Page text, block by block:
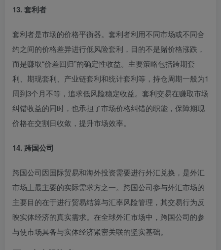
13. 套利者
套利者是市场的价格平衡器。套利者利用不同市场或不同合
约之间的价格差异进行低风险套利，目的不是赌价格涨跌，
而是赚取“价差回归”的确定性收益。主要策略包括跨期套
利、期现套利、产业链套利和统计套利等，持仓周期一般为1
周到3个月不等，追求低风险稳定收益。套利交易在赚取市场
纠错收益的同时，也承担了市场价格纠错的职能，保障期现
价格在交割日收敛，提升市场效率。
14. 跨国公司
跨国公司因国际贸易和海外投资需要进行外汇兑换，是外汇
市场上最主要的实际需求方之一。跨国公司参与外汇市场的
主要目的在于进行贸易结算与汇率风险管理，其交易行为反
映实体经济的真实需求。在全球外汇市场中，跨国公司的参
与使市场具备与实体经济紧密关联的坚实基础。